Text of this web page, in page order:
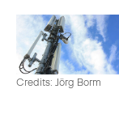
Credits: Jörg Borm